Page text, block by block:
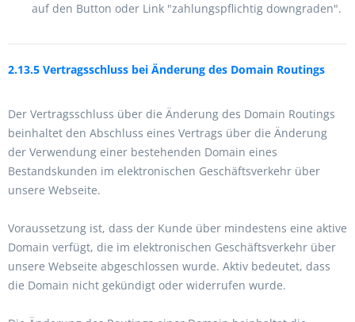
auf den Button oder Link "zahlungspflichtig downgraden".
2.13.5 Vertragsschluss bei Änderung des Domain Routings
Der Vertragsschluss über die Änderung des Domain Routings
beinhaltet den Abschluss eines Vertrags über die Änderung
der Verwendung einer bestehenden Domain eines
Bestandskunden im elektronischen Geschäftsverkehr über
unsere Webseite.
Voraussetzung ist, dass der Kunde über mindestens eine aktive
Domain verfügt, die im elektronischen Geschäftsverkehr über
unsere Webseite abgeschlossen wurde. Aktiv bedeutet, dass
die Domain nicht gekündigt oder widerrufen wurde.